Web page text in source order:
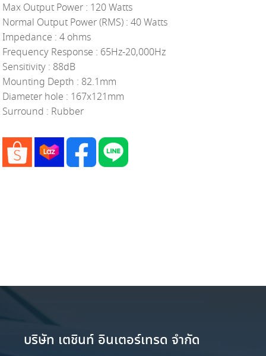
Max Output Power : 120 Watts
Normal Output Power (RMS) : 40 Watts
Impedance : 4 ohms
Frequency Response : 65Hz-20,000Hz
Sensitivity : 88dB
Mounting Depth : 82.1mm
Diameter hole : 167x121mm
Surround : Rubber
บริษัท เตชินท์ อินเตอร์เทรด จำกัด